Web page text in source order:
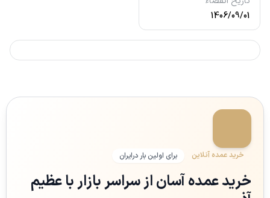
1406/09/01
خرید عمده آنلاین برای اولین بار درایران
خرید عمده آسان از سراسر بازار با عظیم